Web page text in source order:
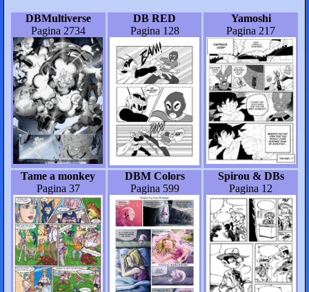
DBMultiverse
Pagina 2734
DB RED
Pagina 128
Yamoshi
Pagina 217
Tame a monkey
Pagina 37
DBM Colors
Pagina 599
Spirou & DBs
Pagina 12